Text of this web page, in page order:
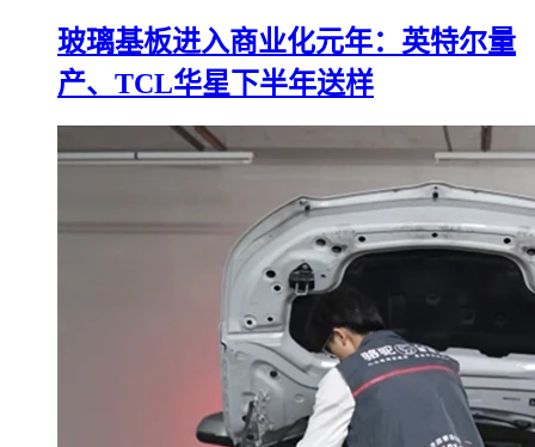
玻璃基板进入商业化元年：英特尔量
产、TCL华星下半年送样